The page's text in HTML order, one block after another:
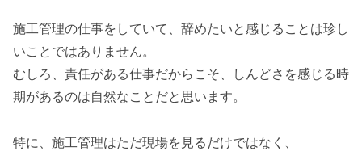
施工管理の仕事をしていて、辞めたいと感じることは珍し
いことではありません。
むしろ、責任がある仕事だからこそ、しんどさを感じる時
期があるのは自然なことだと思います。
特に、施工管理はただ現場を見るだけではなく、